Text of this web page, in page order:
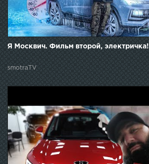
Я Москвич. Фильм второй, электричка!
smotraTV